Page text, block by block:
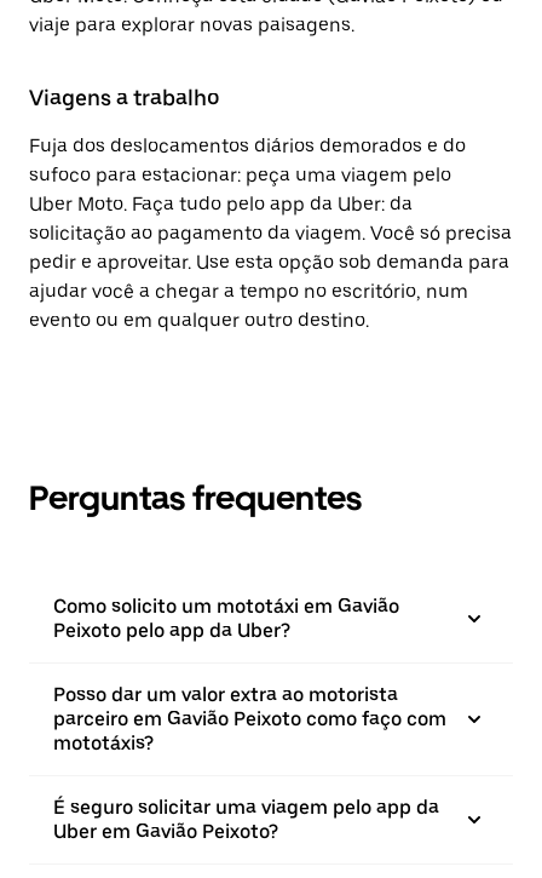
viaje para explorar novas paisagens.
Viagens a trabalho
Fuja dos deslocamentos diários demorados e do
sufoco para estacionar: peça uma viagem pelo
Uber Moto. Faça tudo pelo app da Uber: da
solicitação ao pagamento da viagem. Você só precisa
pedir e aproveitar. Use esta opção sob demanda para
ajudar você a chegar a tempo no escritório, num
evento ou em qualquer outro destino.
Perguntas frequentes
Como solicito um mototáxi em Gavião
Peixoto pelo app da Uber?
Posso dar um valor extra ao motorista
parceiro em Gavião Peixoto como faço com
mototáxis?
É seguro solicitar uma viagem pelo app da
Uber em Gavião Peixoto?